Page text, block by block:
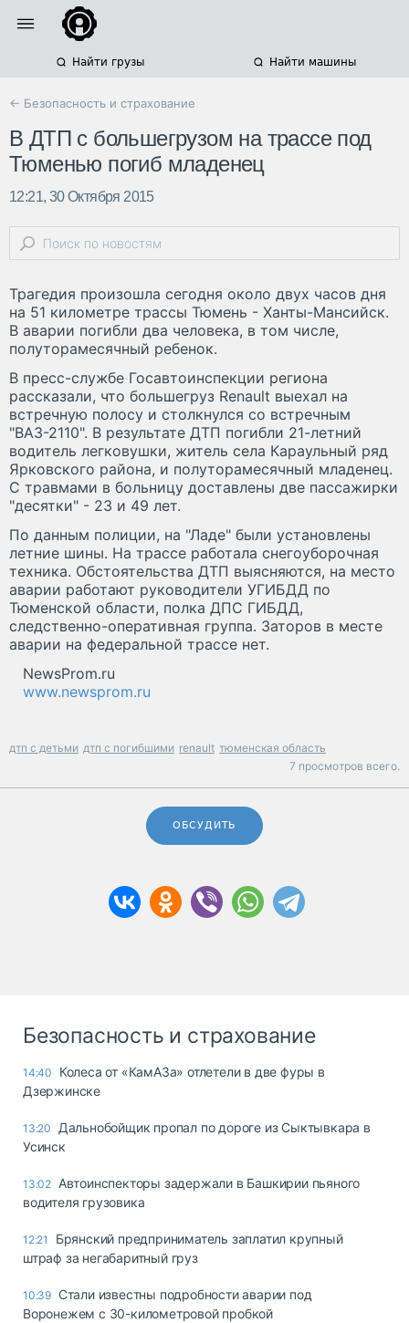
Найти грузы Найти машины
← Безопасность и страхование
В ДТП с большегрузом на трассе под
Тюменью погиб младенец
12:21, 30 Октября 2015
Трагедия произошла сегодня около двух часов дня
на 51 километре трассы Тюмень - Ханты-Мансийск.
В аварии погибли два человека, в том числе,
полуторамесячный ребенок.
В пресс-службе Госавтоинспекции региона
рассказали, что большегруз Renault выехал на
встречную полосу и столкнулся со встречным
"ВАЗ-2110". В результате ДТП погибли 21-летний
водитель легковушки, житель села Караульный ряд
Ярковского района, и полуторамесячный младенец.
С травмами в больницу доставлены две пассажирки
"десятки" - 23 и 49 лет.
По данным полиции, на "Ладе" были установлены
летние шины. На трассе работала снегоуборочная
техника. Обстоятельства ДТП выясняются, на место
аварии работают руководители УГИБДД по
Тюменской области, полка ДПС ГИБДД,
следственно-оперативная группа. Заторов в месте
аварии на федеральной трассе нет.
NewsProm.ru
www.newsprom.ru
дтп с детьми дтп с погибшими renault тюменская область
7 просмотров всего.
ОБСУДИТЬ
Безопасность и страхование
14:40
Колеса от «КамАЗа» отлетели в две фуры в
Дзержинске
13:20
Дальнобойщик пропал по дороге из Сыктывкара в
Усинск
13:02 Автоинспекторы задержали в Башкирии пьяного
водителя грузовика
12:21
Брянский предприниматель заплатил крупный
штраф за негабаритный груз
10:39 Стали известны подробности аварии под
Воронежем с 30-километровой пробкой